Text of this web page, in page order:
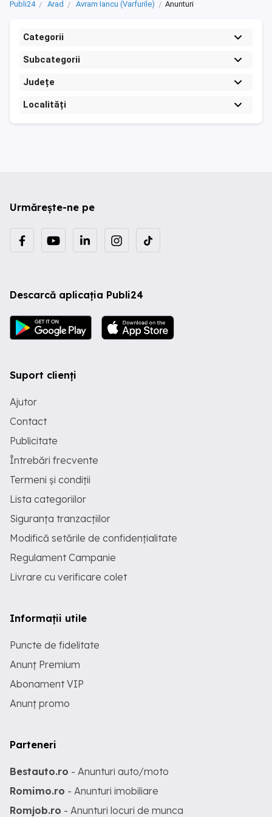
Publi24 Arad Avram Iancu (Varfurile) Anunturi
Categorii
Subcategorii
Județe
Localități
Urmărește-ne pe
Descarcă aplicația Publi24
Suport clienți
Ajutor
Contact
Publicitate
Întrebări frecvente
Termeni și condiții
Lista categoriilor
Siguranța tranzacțiilor
Modifică setările de confidențialitate
Regulament Campanie
Livrare cu verificare colet
Informații utile
Puncte de fidelitate
Anunț Premium
Abonament VIP
Anunț promo
Parteneri
Bestauto.ro - Anunturi auto/moto
Romimo.ro - Anunturi imobiliare
Romjob.ro - Anunturi locuri de munca